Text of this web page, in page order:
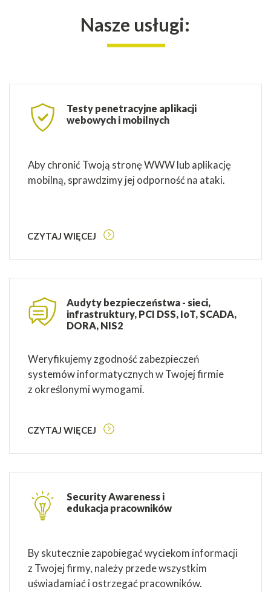
Nasze usługi:
Testy penetracyjne aplikacji
webowych i mobilnych
Aby chronić Twoją stronę WWW lub aplikację
mobilną, sprawdzimy jej odporność na ataki.
CZYTAJ WIĘCEJ
Audyty bezpieczeństwa - sieci,
infrastruktury, PCI DSS, IoT, SCADA,
DORA, NIS2
Weryfikujemy zgodność zabezpieczeń
systemów informatycznych w Twojej firmie
z określonymi wymogami.
CZYTAJ WIĘCEJ
Security Awareness i
edukacja pracowników
By skutecznie zapobiegać wyciekom informacji
z Twojej firmy, należy przede wszystkim
uświadamiać i ostrzegać pracowników.